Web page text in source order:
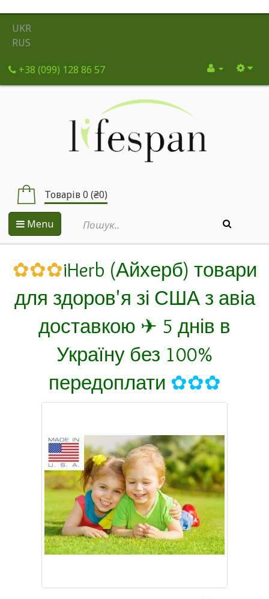
UKR
RUS
+38 (099) 128 86 57
Товарів 0 (₴0)
Menu
✿✿✿iHerb (Айхерб) товари
для здоров'я зі США з авіа
доставкою ✈ 5 днів в
Україну без 100%
передоплати ✿✿✿